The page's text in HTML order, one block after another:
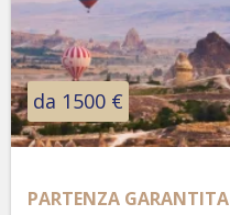
da 1500 €
PARTENZA GARANTITA